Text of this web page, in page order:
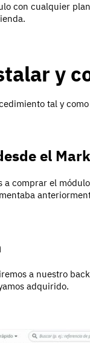
con cualquier
y
tal y
el
a comprar el módulo
a nuestro
adquirido.